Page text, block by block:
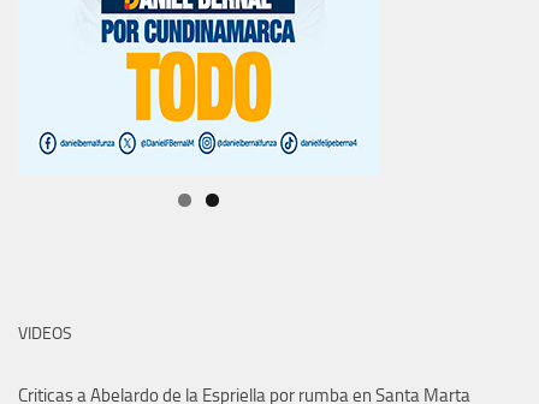
VIDEOS
Criticas a Abelardo de la Espriella por rumba en Santa Marta